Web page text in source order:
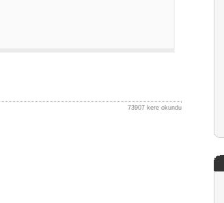
73907 kere okundu